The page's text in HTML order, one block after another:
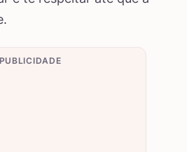
PUBLICIDADE